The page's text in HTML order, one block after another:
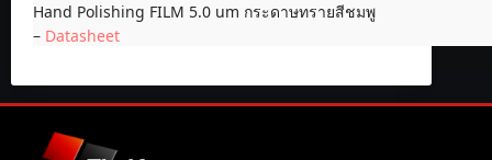
Hand Polishing FILM 5.0 um กระดาษทรายสีชมพู
– Datasheet